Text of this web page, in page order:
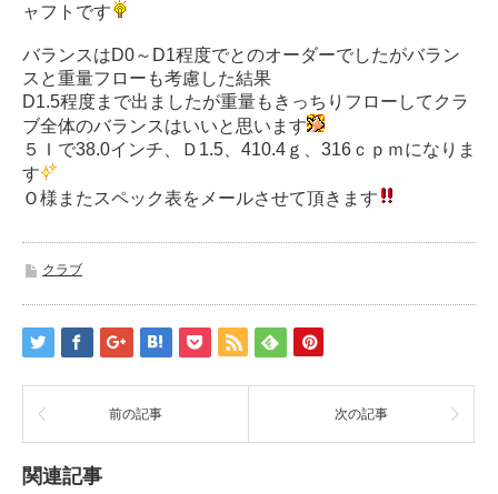
ャフトです
バランスはD0～D1程度でとのオーダーでしたがバラン
スと重量フローも考慮した結果
D1.5程度まで出ましたが重量もきっちりフローしてクラ
ブ全体のバランスはいいと思います
５Ｉで38.0インチ、Ｄ1.5、410.4ｇ、316ｃｐｍになりま
す
Ｏ様またスペック表をメールさせて頂きます
クラブ
前の記事 次の記事
関連記事